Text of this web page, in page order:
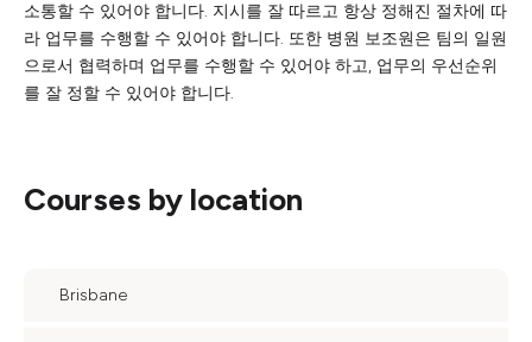
소통할 수 있어야 합니다. 지시를 잘 따르고 항상 정해진 절차에 따
라 업무를 수행할 수 있어야 합니다. 또한 병원 보조원은 팀의 일원
으로서 협력하며 업무를 수행할 수 있어야 하고, 업무의 우선순위
를 잘 정할 수 있어야 합니다.
Courses by location
Brisbane